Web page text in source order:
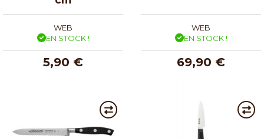
WEB
EN STOCK !
5,90 €
WEB
EN STOCK !
69,90 €